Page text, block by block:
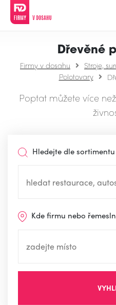
Dřevěné
Firmy v dosahu
Stroje,
Polotovary
Poptat můžete více
Hledejte dle
Kde firmu nebo